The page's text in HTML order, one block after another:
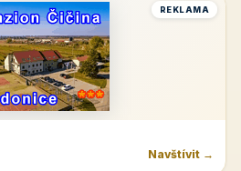
REKLAMA
Navštívit →